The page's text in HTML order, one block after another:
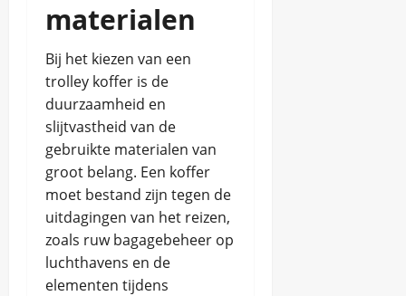
materialen
Bij het kiezen van een
trolley koffer is de
duurzaamheid en
slijtvastheid van de
gebruikte materialen van
groot belang. Een koffer
moet bestand zijn tegen de
uitdagingen van het reizen,
zoals ruw bagagebeheer op
luchthavens en de
elementen tijdens